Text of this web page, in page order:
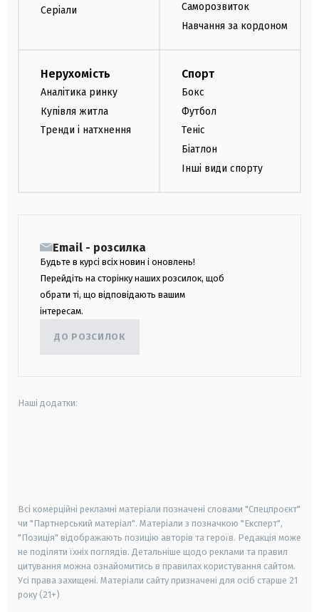
Серіали
Саморозвиток
Навчання за кордоном
Нерухомість
Аналітика ринку
Купівля житла
Тренди і натхнення
Спорт
Бокс
Футбол
Теніс
Біатлон
Інші види спорту
Email - розсилка
Будьте в курсі всіх новин і оновлень!
Перейдіть на сторінку наших розсилок, щоб
обрати ті, що відповідають вашим
інтересам.
ДО РОЗСИЛОК
Наші додатки:
Всі комерційні рекламні матеріали позначені словами "Спецпроєкт"
чи "Партнерський матеріал". Матеріали з позначкою "Експерт",
"Позиція" відображають позицію авторів та героїв. Редакція може
не поділяти їхніх поглядів. Детальніше щодо реклами та правил
цитування можна ознайомитись в правилах користування сайтом.
Усі права захищені. Матеріали сайту призначені для осіб старше 21
року (21+)